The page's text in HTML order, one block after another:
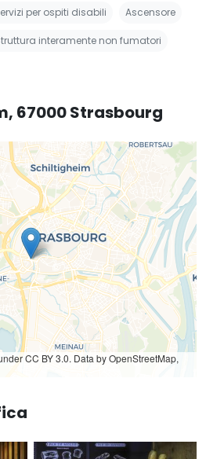
per ospiti disabili Ascensore
interamente non fumatori
67000 Strasbourg
CC BY 3.0. Data by OpenStreetMap,